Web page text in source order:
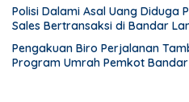
Polisi Dalami Asal Uang Diduga
Sales Bertransaksi di Bandar
Pengakuan Biro Perjalanan
Program Umrah Pemkot